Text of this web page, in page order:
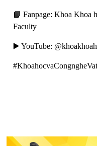
📘 Fanpage: Khoa Khoa
Faculty
▶️ YouTube: